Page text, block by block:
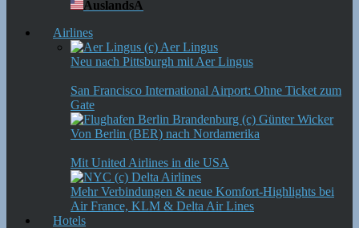
AuslandsA
Airlines
Neu nach Pittsburgh mit Aer Lingus
San Francisco International Airport: Ohne Ticket zum
Gate
Von Berlin (BER) nach Nordamerika
Mit United Airlines in die USA
Mehr Verbindungen & neue Komfort-Highlights bei
Air France, KLM & Delta Air Lines
Hotels